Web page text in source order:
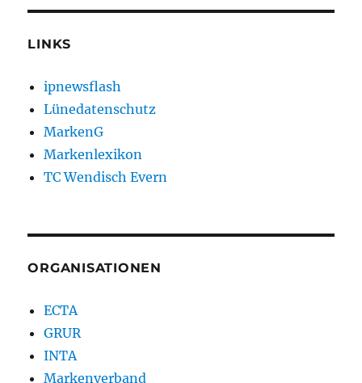
LINKS
ipnewsflash
Lünedatenschutz
MarkenG
Markenlexikon
TC Wendisch Evern
ORGANISATIONEN
ECTA
GRUR
INTA
Markenverband